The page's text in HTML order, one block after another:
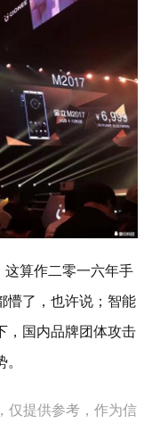
算作二零一六年手
懵了，也许说；智能
，国内品牌团体攻击
仅提供参考，作为信